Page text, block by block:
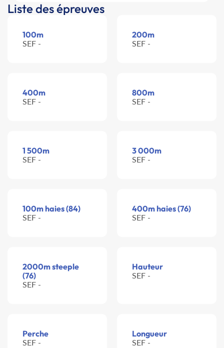
Liste des épreuves
100m
SEF -
200m
SEF -
400m
SEF -
800m
SEF -
1 500m
SEF -
3 000m
SEF -
100m haies (84)
SEF -
400m haies (76)
SEF -
2000m steeple
(76)
SEF -
Hauteur
SEF -
Perche
SEF -
Longueur
SEF -